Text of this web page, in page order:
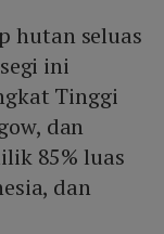
hutan seluas
ini
Tinggi
dan
85% luas
dan